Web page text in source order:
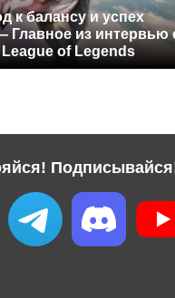
к балансу и успех
Главное из интервью
of Legends